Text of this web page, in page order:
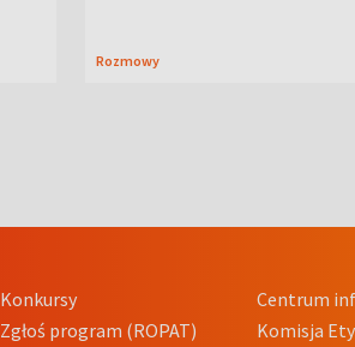
Rozmowy
Konkursy
Zgłoś program (ROPAT)
Centrum
Komisja